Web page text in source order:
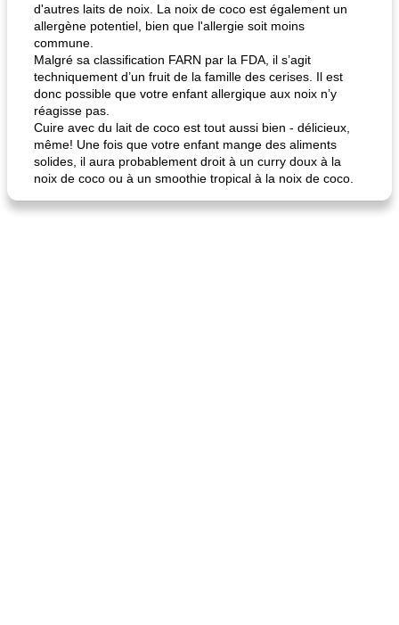
d'autres laits de noix. La noix de coco est également un
allergène potentiel, bien que l'allergie soit moins
commune.
Malgré sa classification FARN par la FDA, il s’agit
techniquement d’un fruit de la famille des cerises. Il est
donc possible que votre enfant allergique aux noix n’y
réagisse pas.
Cuire avec du lait de coco est tout aussi bien - délicieux,
même! Une fois que votre enfant mange des aliments
solides, il aura probablement droit à un curry doux à la
noix de coco ou à un smoothie tropical à la noix de coco.